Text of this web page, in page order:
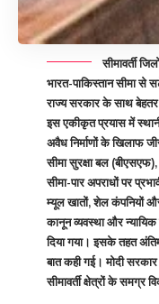
सीमावर्ती
भारत-पाकिस्तान सीमा से
राज्य सरकार के साथ बेहतर
इस एकीकृत प्रयास में
अवैध निर्माणों के खिलाफ
सीमा सुरक्षा बल
सीमा-पार अपराधों पर
म्यूल खातों, शेल कंपनियों
कानून व्यवस्था और
दिया गया। इसके तहत
बात कही गई। मोदी
सीमावर्ती क्षेत्रों के समग्र